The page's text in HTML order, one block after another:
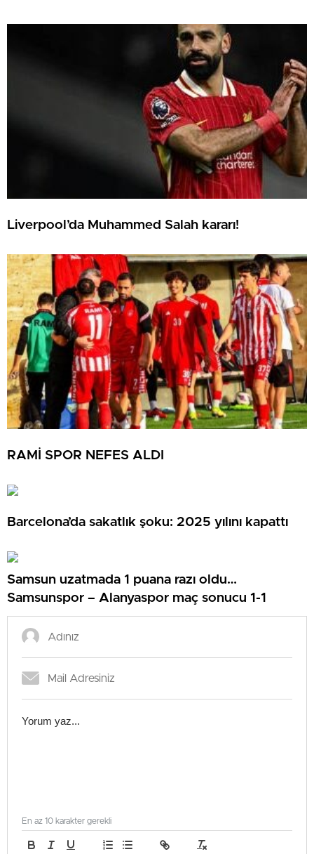
Liverpool’da Muhammed Salah kararı!
RAMİ SPOR NEFES ALDI
Barcelona’da sakatlık şoku: 2025 yılını kapattı
Samsun uzatmada 1 puana razı oldu…
Samsunspor – Alanyaspor maç sonucu 1-1
En az 10 karakter gerekli